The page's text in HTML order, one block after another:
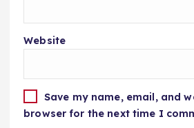
Website
Save my name, email, and
browser for the next time I